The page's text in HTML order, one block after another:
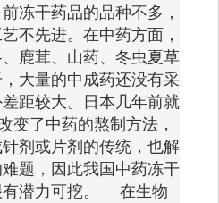
冻干药品的品种不多，
不先进。在中药方面，
鹿茸、山药、冬虫夏草
大量的中成药还没有采
距较大。日本几年前就
变了中药的熬制方法，
剂或片剂的传统，也解
题，因此我国中药冻干
有潜力可挖。 在生物